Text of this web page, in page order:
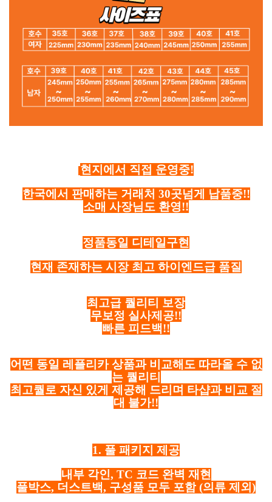
현지에서 직접 운영중!
한국에서 판매하는 거래처 30곳넘게 납품중!!
소매 사장님도 환영!!
정품동일 디테일구현
현재 존재하는 시장 최고 하이엔드급 품질
최고급 퀄리티 보장
무보정 실사제공!!
빠른 피드백!!
어떤 동일 레플리카 상품과 비교해도 따라올 수 없
는 퀄리티
최고퀄로 자신 있게 제공해 드리며 타샵과 비교 절
대 불가!!
1. 풀 패키지 제공
내부 각인, TC 코드 완벽 재현
풀박스, 더스트백, 구성품 모두 포함 (의류 제외)